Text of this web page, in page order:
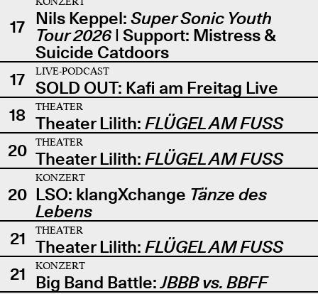
17 Nils Keppel: Super Sonic Youth
Tour 2026| Support: Mistress &
Suicide Catdoors
17
LIVE-PODCAST
SOLD OUT: Kafi am Freitag Live
18
THEATER
Theater Lilith: FLÜGEL AM FUSS
20
THEATER
Theater Lilith: FLÜGEL AM FUSS
20
KONZERT
LSO: klangXchange Tänze des
Lebens
21
THEATER
Theater Lilith: FLÜGEL AM FUSS
21
KONZERT
Big Band Battle:JBBB vs. BBFF